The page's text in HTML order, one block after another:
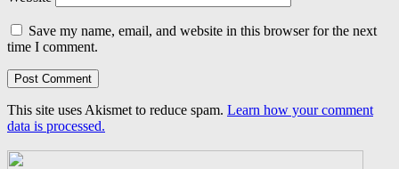
Save my name, email, and website in this browser for the next
time I comment.
This site uses Akismet to reduce spam. Learn how your comment
data is processed.